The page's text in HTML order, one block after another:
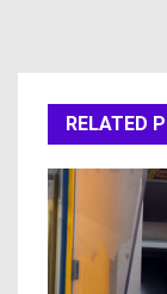
RELATED